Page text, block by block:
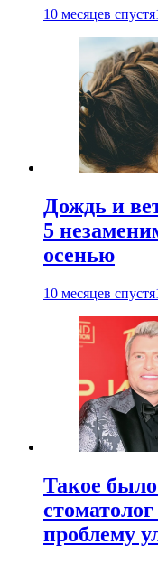
10 месяцев спустя
Дождь и
5
осенью
10 месяцев спустя
Такое
проблему